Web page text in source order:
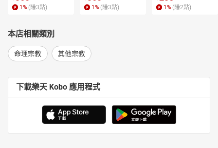
1 % (賺3點) 1 % (賺3點) 1 % (賺2點)
本店相關類別
命理宗教 其他宗教
下載樂天 Kobo 應用程式